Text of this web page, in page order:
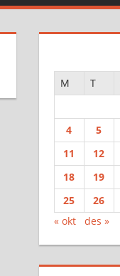
M T
4
5
11
12
18
19
25
26
« okt
des »